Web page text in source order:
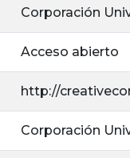
Corporación
Acceso abierto
http://
Corporación